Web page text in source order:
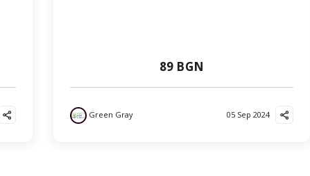
89 BGN
Green Gray 05 Sep 2024